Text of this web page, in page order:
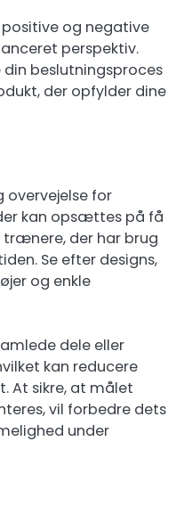
og negative
perspektiv.
din beslutningsproces
der opfylder dine
for
kan opsættes på få
der har brug
Se efter designs,
og enkle
dele eller
kan reducere
At sikre, at målet
vil forbedre dets
under